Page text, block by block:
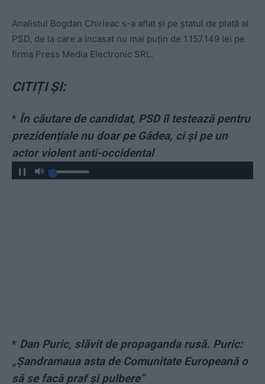
Analistul Bogdan Chirieac s-a aflat și pe ștatul de plată al
PSD, de la care a încasat nu mai puțin de 1.157.149 lei pe
firma Press Media Electronic SRL.
CITIȚI ȘI:
* În căutare de candidat, PSD îl testează pentru
prezidențiale nu doar pe Gâdea, ci și pe un
actor violent anti-occidental
* Dan Puric, slăvit de propaganda rusă. Puric:
„Şandramaua asta de Comunitate Europeană o
să se facă praf şi pulbere”